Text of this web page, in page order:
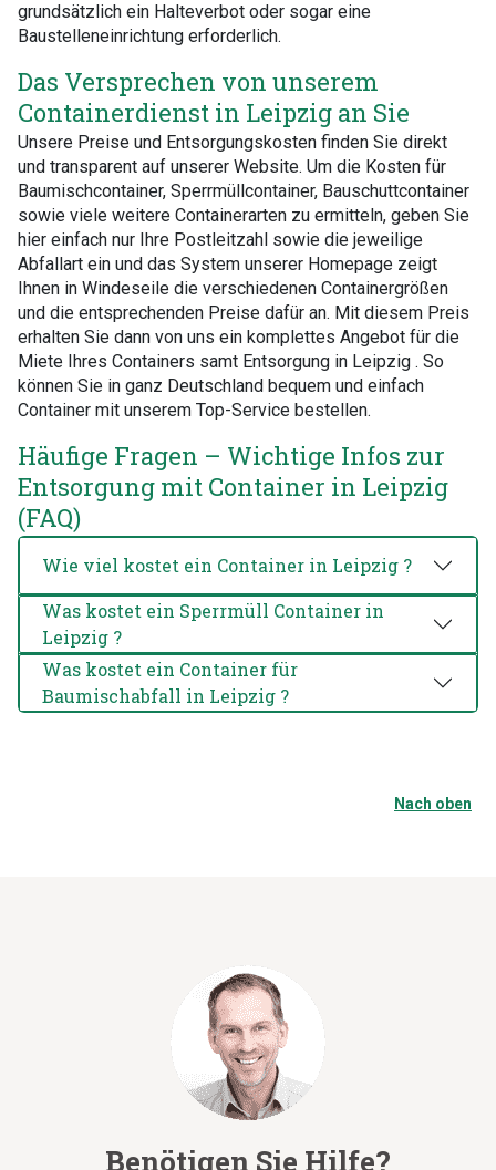
grundsätzlich ein Halteverbot oder sogar eine
Baustelleneinrichtung erforderlich.
Das Versprechen von unserem
Containerdienst in Leipzig an Sie
Unsere Preise und Entsorgungskosten finden Sie direkt
und transparent auf unserer Website. Um die Kosten für
Baumischcontainer, Sperrmüllcontainer, Bauschuttcontainer
sowie viele weitere Containerarten zu ermitteln, geben Sie
hier einfach nur Ihre Postleitzahl sowie die jeweilige
Abfallart ein und das System unserer Homepage zeigt
Ihnen in Windeseile die verschiedenen Containergrößen
und die entsprechenden Preise dafür an. Mit diesem Preis
erhalten Sie dann von uns ein komplettes Angebot für die
Miete Ihres Containers samt Entsorgung in Leipzig . So
können Sie in ganz Deutschland bequem und einfach
Container mit unserem Top-Service bestellen.
Häufige Fragen – Wichtige Infos zur
Entsorgung mit Container in Leipzig
(FAQ)
Wie viel kostet ein Container in Leipzig ?
Was kostet ein Sperrmüll Container in
Leipzig ?
Was kostet ein Container für
Baumischabfall in Leipzig ?
Nach oben
Benötigen Sie Hilfe?